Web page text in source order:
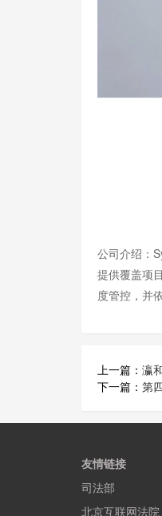
公司介绍：
提供覆盖项
度管控，并
上一篇： 瀛
下一篇： 第
友情链接
司法部
北京互联网法院